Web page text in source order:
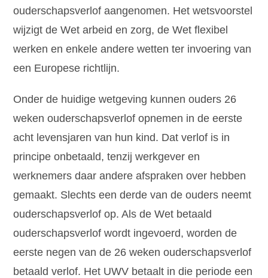
ouderschapsverlof aangenomen. Het wetsvoorstel
wijzigt de Wet arbeid en zorg, de Wet flexibel
werken en enkele andere wetten ter invoering van
een Europese richtlijn.
Onder de huidige wetgeving kunnen ouders 26
weken ouderschapsverlof opnemen in de eerste
acht levensjaren van hun kind. Dat verlof is in
principe onbetaald, tenzij werkgever en
werknemers daar andere afspraken over hebben
gemaakt. Slechts een derde van de ouders neemt
ouderschapsverlof op. Als de Wet betaald
ouderschapsverlof wordt ingevoerd, worden de
eerste negen van de 26 weken ouderschapsverlof
betaald verlof. Het UWV betaalt in die periode een